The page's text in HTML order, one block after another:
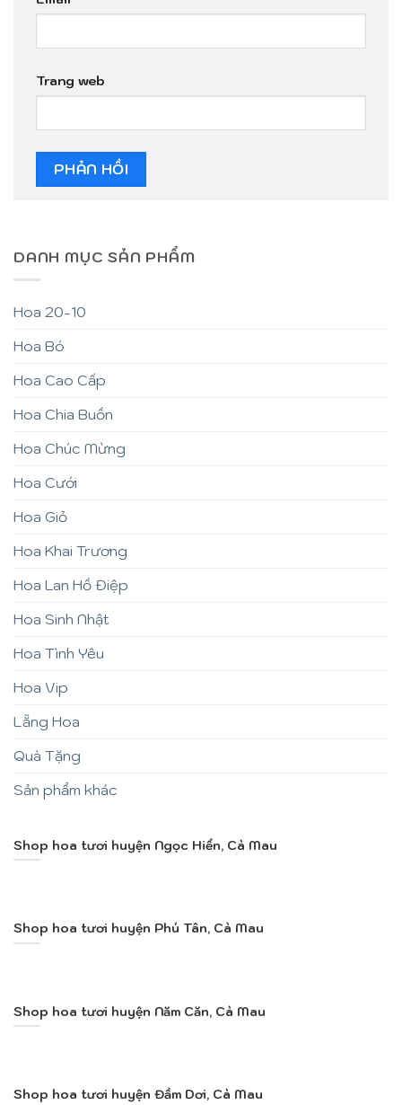
Trang web
DANH MỤC SẢN PHẨM
Hoa 20-10
Hoa Bó
Hoa Cao Cấp
Hoa Chia Buồn
Hoa Chúc Mừng
Hoa Cưới
Hoa Giỏ
Hoa Khai Trương
Hoa Lan Hồ Điệp
Hoa Sinh Nhật
Hoa Tình Yêu
Hoa Vip
Lẵng Hoa
Quà Tặng
Sản phẩm khác
Shop hoa tươi huyện Ngọc Hiển, Cà Mau
Shop hoa tươi huyện Phú Tân, Cà Mau
Shop hoa tươi huyện Năm Căn, Cà Mau
Shop hoa tươi huyện Đầm Dơi, Cà Mau